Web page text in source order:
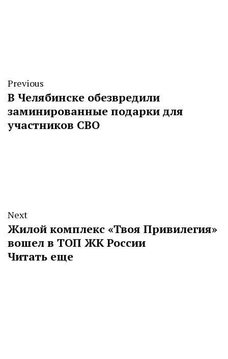
Previous
В Челябинске обезвредили
заминированные подарки для
участников СВО
Next
Жилой комплекс «Твоя Привилегия»
вошел в ТОП ЖК России
Читать еще